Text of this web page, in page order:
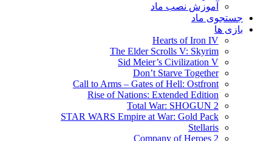
آموزش نصب ماد
جستجوی ماد
بازی ها
Hearts of Iron IV
The Elder Scrolls V: Skyrim
Sid Meier’s Civilization V
Don’t Starve Together
Call to Arms – Gates of Hell: Ostfront
Rise of Nations: Extended Edition
Total War: SHOGUN 2
STAR WARS Empire at War: Gold Pack
Stellaris
Company of Heroes 2